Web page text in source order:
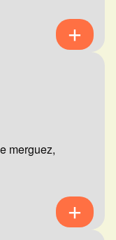
merguez,